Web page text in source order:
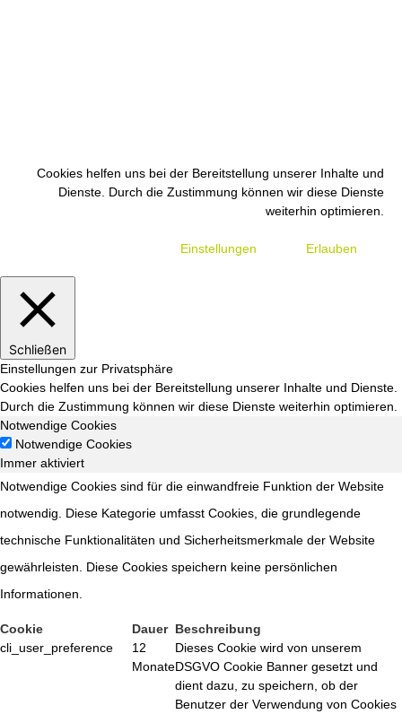
Cookies helfen uns bei der Bereitstellung unserer Inhalte und
Dienste. Durch die Zustimmung können wir diese Dienste
weiterhin optimieren.
Einstellungen Erlauben
Schließen
Einstellungen zur Privatsphäre
Cookies helfen uns bei der Bereitstellung unserer Inhalte und Dienste.
Durch die Zustimmung können wir diese Dienste weiterhin optimieren.
Notwendige Cookies
Notwendige Cookies
Immer aktiviert
Notwendige Cookies sind für die einwandfreie Funktion der Website
notwendig. Diese Kategorie umfasst Cookies, die grundlegende
technische Funktionalitäten und Sicherheitsmerkmale der Website
gewährleisten. Diese Cookies speichern keine persönlichen
Informationen.
Cookie Dauer Beschreibung
cli_user_preference
12
Monate
Dieses Cookie wird von unserem
DSGVO Cookie Banner gesetzt und
dient dazu, zu speichern, ob der
Benutzer der Verwendung von Cookies